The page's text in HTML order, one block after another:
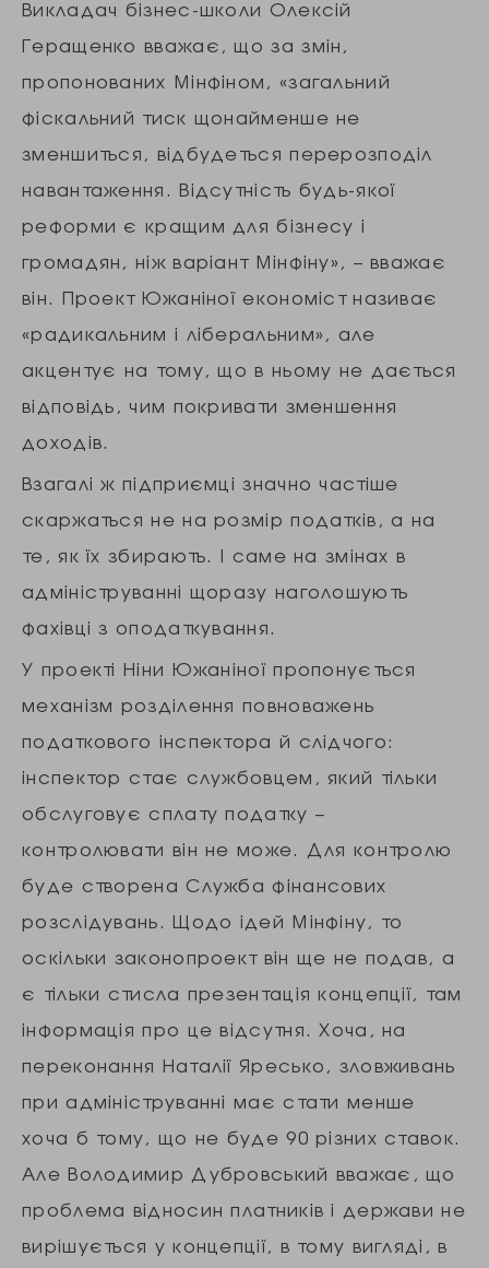
Викладач бізнес-школи Олексій
Геращенко вважає, що за змін,
пропонованих Мінфіном, «загальний
фіскальний тиск щонайменше не
зменшиться, відбудеться перерозподіл
навантаження. Відсутність будь-якої
реформи є кращим для бізнесу і
громадян, ніж варіант Мінфіну», – вважає
він. Проект Южаніної економіст називає
«радикальним і ліберальним», але
акцентує на тому, що в ньому не дається
відповідь, чим покривати зменшення
доходів.
Взагалі ж підприємці значно частіше
скаржаться не на розмір податків, а на
те, як їх збирають. І саме на змінах в
адмініструванні щоразу наголошують
фахівці з оподаткування.
У проекті Ніни Южаніної пропонується
механізм розділення повноважень
податкового інспектора й слідчого:
інспектор стає службовцем, який тільки
обслуговує сплату податку –
контролювати він не може. Для контролю
буде створена Служба фінансових
розслідувань. Щодо ідей Мінфіну, то
оскільки законопроект він ще не подав, а
є тільки стисла презентація концепції, там
інформація про це відсутня. Хоча, на
переконання Наталії Яресько, зловживань
при адмініструванні має стати менше
хоча б тому, що не буде 90 різних ставок.
Але Володимир Дубровський вважає, що
проблема відносин платників і держави не
вирішується у концепції, в тому вигляді, в